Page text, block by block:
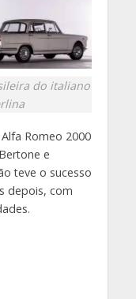
do italiano
Romeo 2000
e
teve o sucesso
depois, com